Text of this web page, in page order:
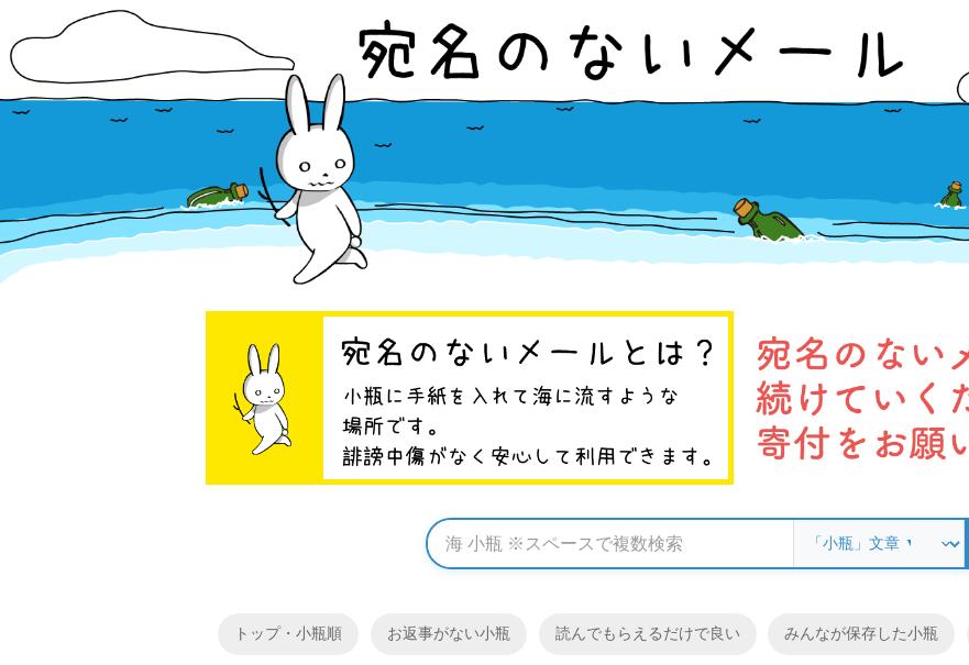
トップ・小瓶順 お返事がない小瓶 読んでもらえるだけで良い みんなが保存した小瓶